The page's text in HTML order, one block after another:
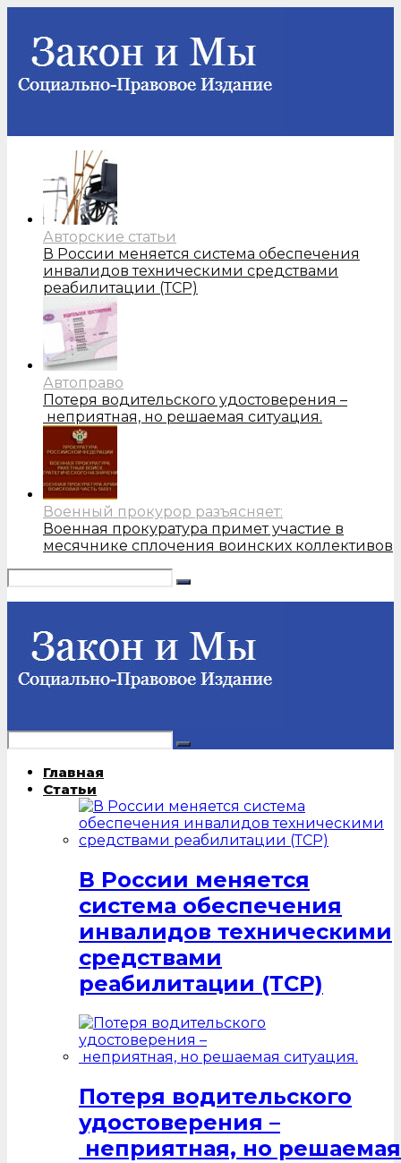
Авторские статьи
В России меняется система обеспечения
инвалидов техническими средствами
реабилитации (ТСР)
Автоправо
Потеря водительского удостоверения –
неприятная, но решаемая ситуация.
Военный прокурор разъясняет:
Военная прокуратура примет участие в
месячнике сплочения воинских коллективов
Главная
Статьи
В России меняется
система обеспечения
инвалидов техническими
средствами
реабилитации (ТСР)
Потеря водительского
удостоверения –
неприятная, но